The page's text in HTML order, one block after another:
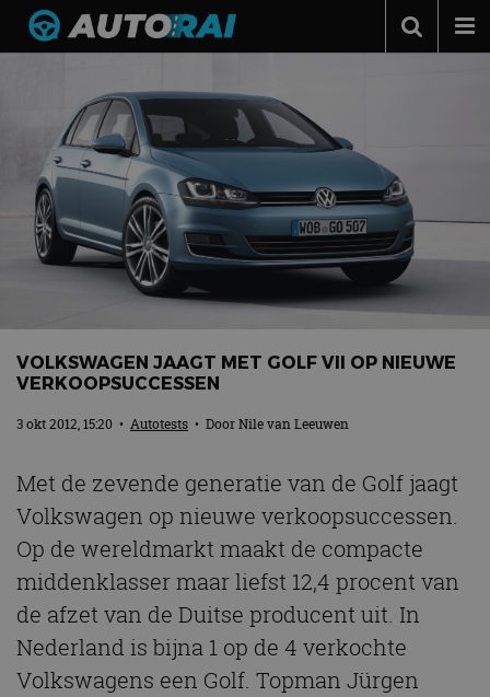
Podcast
Autotests
Automerken
Adverteren
Contact
VOLKSWAGEN JAAGT MET GOLF VII OP NIEUWE
VERKOOPSUCCESSEN
3 okt 2012, 15:20 • Autotests • DoorNile van Leeuwen
Met de zevende generatie van de Golf jaagt
Volkswagen op nieuwe verkoopsuccessen.
Op de wereldmarkt maakt de compacte
middenklasser maar liefst 12,4 procent van
de afzet van de Duitse producent uit. In
Nederland is bijna 1 op de 4 verkochte
Volkswagens een Golf. Topman Jürgen